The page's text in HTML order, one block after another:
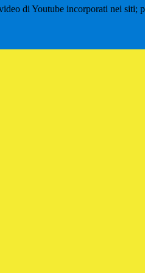
di Youtube incorporati nei